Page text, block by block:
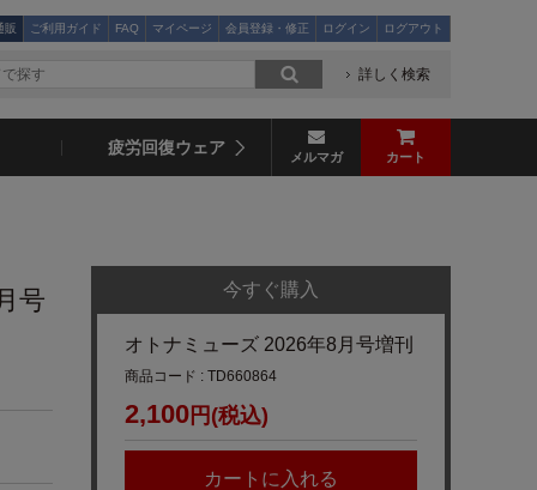
販 ご利用ガイド FAQ マイページ 会員登録・修正 ログイン ログアウト
詳しく検索
疲労回復ウェア メルマガ カート
号
今すぐ購入
オトナミューズ 2026年8月号増刊
商品コード : TD660864
2,100 円(税込)
カートに入れる